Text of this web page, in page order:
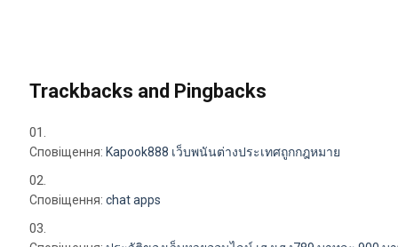
Trackbacks and Pingbacks
Сповіщення: Kapook888 เว็บพนันต่างประเทศถูกกฎหมาย
Сповіщення:chat apps